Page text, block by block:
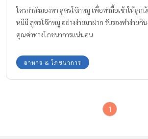
ใครกำลังมองหา สูตรโจ๊กหมู เพื่อทำมื้อเช้าให้ลูก
หมีมี สูตรโจ๊กหมู อย่างง่ายมาฝาก รับรองทำง่ายกิ
คุณค่าทางโภชนาการแน่นอน
อาหาร & โภชนาการ
1